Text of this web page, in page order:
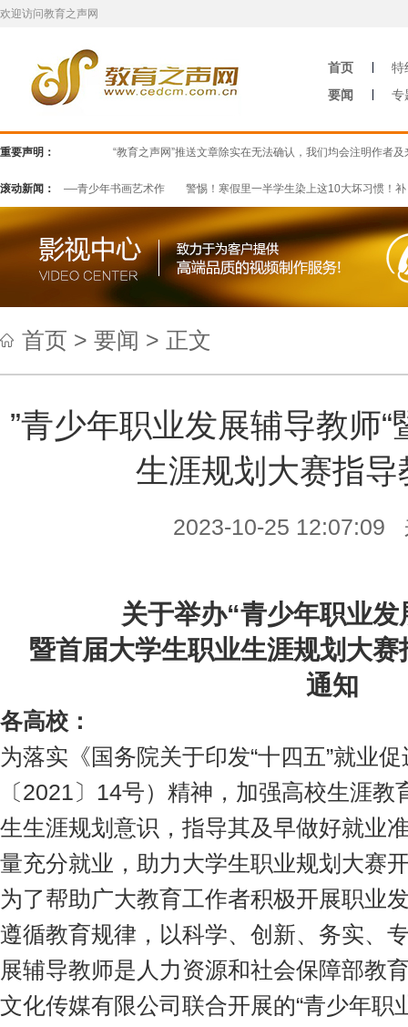
欢迎访问教育之声网
首页
特
要闻
专
重要声明： “教育之声网”推送文章除实在无法确认，我们均会注明作者及来源。
滚动新闻：
少年——青少年书画艺术作 警惕！寒假里一半学生染上这10大坏习惯！补
首页 > 要闻 > 正文
”青少年职业发展辅导教师
生涯规划大赛指导
2023-10-25
关于举办“青少年职业发
暨首届大学生职业生涯规划大
通知
各高校 ：
为落实《国务院关于印发“十四五”就业
〔2021〕14号）精神，加强高校生涯
生生涯规划意识，指导其及早做好就业
量充分就业，助力大学生职业规划大赛
为了帮助广大教育工作者积极开展职业
遵循教育规律，以科学、创新、务实、
展辅导教师是人力资源和社会保障部教
文化传媒有限公司联合开展的“青少年职